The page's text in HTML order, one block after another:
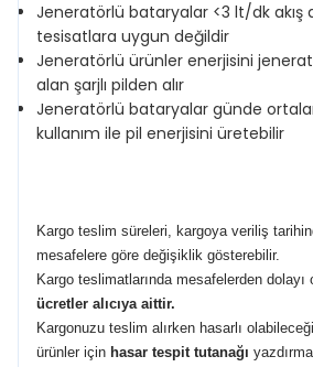
Jeneratörlü bataryalar <3 lt/dk akış
tesisatlara uygun değildir
Jeneratörlü ürünler enerjisini
alan şarjlı pilden alır
Jeneratörlü bataryalar günde
kullanım ile pil enerjisini üretebilir
Kargo teslim süreleri, kargoya veriliş
mesafelere göre değişiklik gösterebilir.
Kargo teslimatlarında mesafelerden dolayı
ücretler alıcıya aittir.
Kargonuzu teslim alırken hasarlı
ürünler için hasar tespit tutanağı